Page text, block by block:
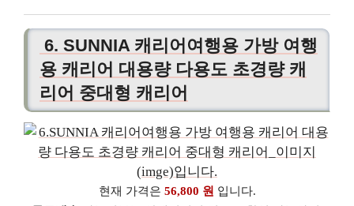
6. SUNNIA 캐리어여행용 가방 여행
용 캐리어 대용량 다용도 초경량 캐
리어 중대형 캐리어
현재 가격은 56,800 원 입니다.